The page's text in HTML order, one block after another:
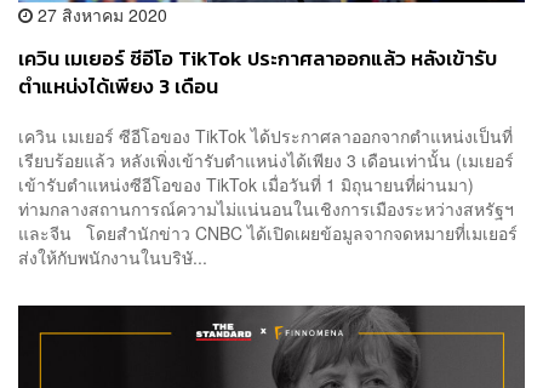
27 สิงหาคม 2020
เควิน เมเยอร์ ซีอีโอ TikTok ประกาศลาออกแล้ว หลังเข้ารับ
ตำแหน่งได้เพียง 3 เดือน
เควิน เมเยอร์ ซีอีโอของ TikTok ได้ประกาศลาออกจากตำแหน่งเป็นที่
เรียบร้อยแล้ว หลังเพิ่งเข้ารับตำแหน่งได้เพียง 3 เดือนเท่านั้น (เมเยอร์
เข้ารับตำแหน่งซีอีโอของ TikTok เมื่อวันที่ 1 มิถุนายนที่ผ่านมา)
ท่ามกลางสถานการณ์ความไม่แน่นอนในเชิงการเมืองระหว่างสหรัฐฯ
และจีน โดยสำนักข่าว CNBC ได้เปิดเผยข้อมูลจากจดหมายที่เมเยอร์
ส่งให้กับพนักงานในบริษั...